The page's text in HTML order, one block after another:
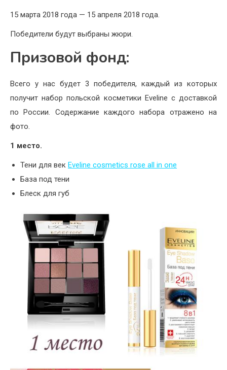
15 марта 2018 года — 15 апреля 2018 года.
Победители будут выбраны жюри.
Призовой фонд:
Всего у нас будет 3 победителя, каждый из которых
получит набор польской косметики Eveline с доставкой
по России. Содержание каждого набора отражено на
фото.
1 место.
Тени для век Eveline cosmetics rose all in one
База под тени
Блеск для губ